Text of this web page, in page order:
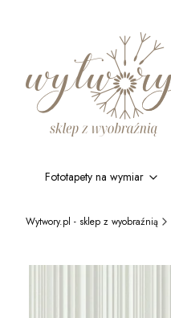
Fototapety na wymiar
Wytwory.pl - sklep z wyobraźnią